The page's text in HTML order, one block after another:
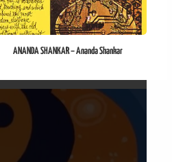
ANANDA SHANKAR – Ananda Shankar